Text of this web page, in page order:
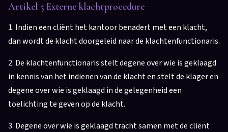
Artikel 5 Externe klachtprocedure
1. Indien een cliënt het kantoor benadert met een klacht,
dan wordt de klacht doorgeleid naar de klachtenfunctionaris.
2. De klachtenfunctionaris stelt degene over wie is geklaagd
in kennis van het indienen van de klacht en stelt de klager en
degene over wie is geklaagd in de gelegenheid een
toelichting te geven op de klacht.
3. Degene over wie is geklaagd tracht samen met de cliënt